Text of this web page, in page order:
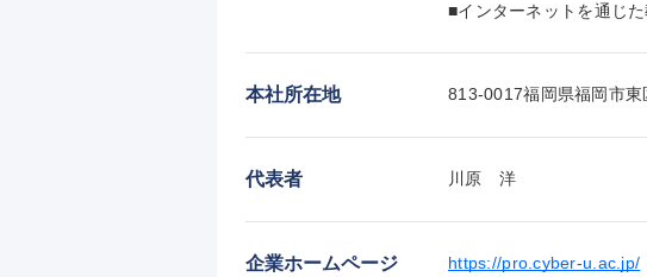
■インターネットを通じ
本社所在地 813-0017福岡県福岡市東
代表者 川原　洋
企業ホームページ https://pro.cyber-u.ac.jp/